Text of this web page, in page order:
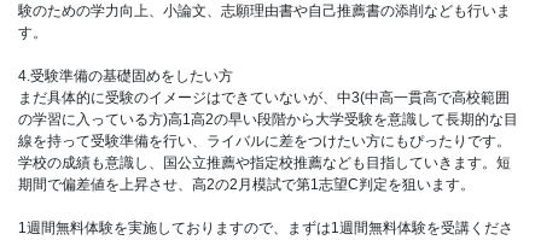
験のための学力向上、小論文、志願理由書や自己推薦書の添削なども行いま
す。
4.受験準備の基礎固めをしたい方
まだ具体的に受験のイメージはできていないが、中3(中高一貫高で高校範囲
の学習に入っている方)高1高2の早い段階から大学受験を意識して長期的な目
線を持って受験準備を行い、ライバルに差をつけたい方にもぴったりです。
学校の成績も意識し、国公立推薦や指定校推薦なども目指していきます。短
期間で偏差値を上昇させ、高2の2月模試で第1志望C判定を狙います。
1週間無料体験を実施しておりますので、まずは1週間無料体験を受講くださ